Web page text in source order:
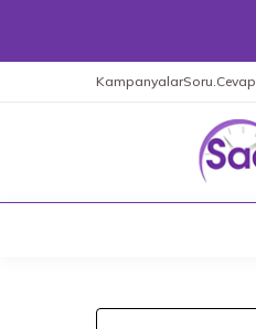
KampanyalarSoru.Cevap